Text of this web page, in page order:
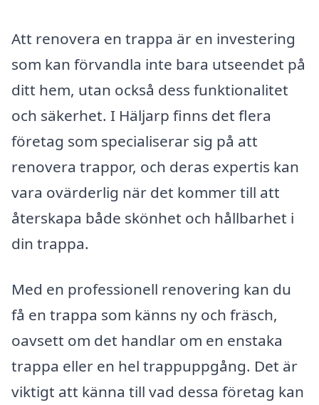
Att renovera en trappa är en investering
som kan förvandla inte bara utseendet på
ditt hem, utan också dess funktionalitet
och säkerhet. I Häljarp finns det flera
företag som specialiserar sig på att
renovera trappor, och deras expertis kan
vara ovärderlig när det kommer till att
återskapa både skönhet och hållbarhet i
din trappa.
Med en professionell renovering kan du
få en trappa som känns ny och fräsch,
oavsett om det handlar om en enstaka
trappa eller en hel trappuppgång. Det är
viktigt att känna till vad dessa företag kan